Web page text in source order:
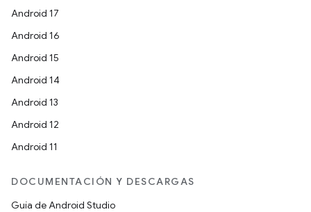
Android 17
Android 16
Android 15
Android 14
Android 13
Android 12
Android 11
DOCUMENTACIÓN Y DESCARGAS
Guía de Android Studio